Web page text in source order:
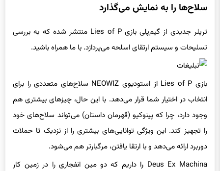
سلاح‌ها را به نمایش می‌گذارد
تریلر جدیدی از گیم‌پلی بازی Lies of P منتشر شده که به بررسی
تسلیحات و سیستم ارتقای اسلحه می‌پردازد. با ما همراه باشید.
بازی Lies of P از استودیوی NEOWIZ سلاح‌های متعددی را برای
انتخاب در اختیار شما قرار می‌دهد. با این حال، چیزهای بیشتری هم
وجود دارد، چرا که پینوکیو (قهرمان داستان) می‌تواند سلاح‌های خود
را تجهیز کند. این ویژگی توانایی‌های بیشتری را از نزدیک تا حملات
دوربرد ارائه می‌دهد و با ارتقا یافتن، مرگبارتر هم می‌شود.
Deus Ex Machina را داریم که دو مین انفجاری را در زمین کار